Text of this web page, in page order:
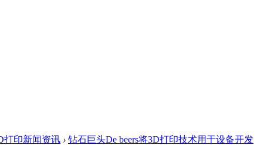
打印新闻资讯 › 钻石巨头De beers将3D打印技术用于设备开发